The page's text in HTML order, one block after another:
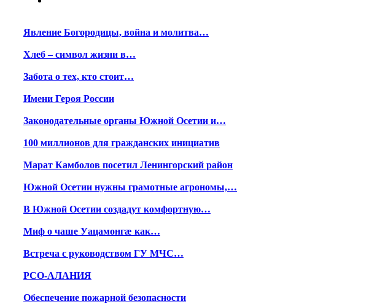
Явление Богородицы, война и молитва…
Хлеб – символ жизни в…
Забота о тех, кто стоит…
Имени Героя России
Законодательные органы Южной Осетии и…
100 миллионов для гражданских инициатив
Марат Камболов посетил Ленингорский район
Южной Осетии нужны грамотные агрономы,…
В Южной Осетии создадут комфортную…
Миф о чаше Уацамонгæ как…
Встреча с руководством ГУ МЧС…
РСО-АЛАНИЯ
Обеспечение пожарной безопасности